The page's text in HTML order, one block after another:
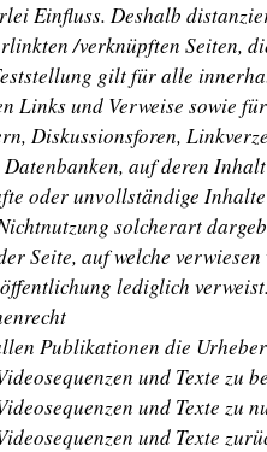
Einfluss. Deshalb
/verknüpften Seiten,
gilt für alle
Links und Verweise sowie
Diskussionsforen,
auf deren
oder unvollständige
solcherart
Seite, auf welche
lediglich
Publikationen die
und Texte zu
und Texte zu
und Texte